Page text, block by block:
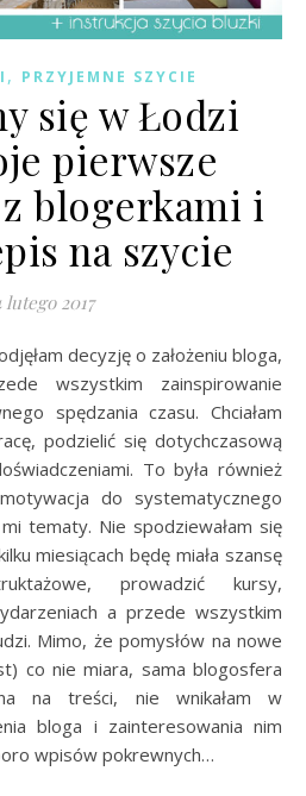
, PRZYJEMNE SZYCIE
się w Łodzi
pierwsze
blogerkami i
na szycie
lutego 2017
wszystkim zainspirowanie
spędzania czasu. Chciałam
podzielić się dotychczasową
To była również
do systematycznego
tematy. Nie spodziewałam się
miesiącach będę miała szansę
prowadzić kursy,
a przede wszystkim
Mimo, że pomysłów na nowe
co nie miara, sama blogosfera
na treści, nie wnikałam w
bloga i zainteresowania nim
wpisów pokrewnych…